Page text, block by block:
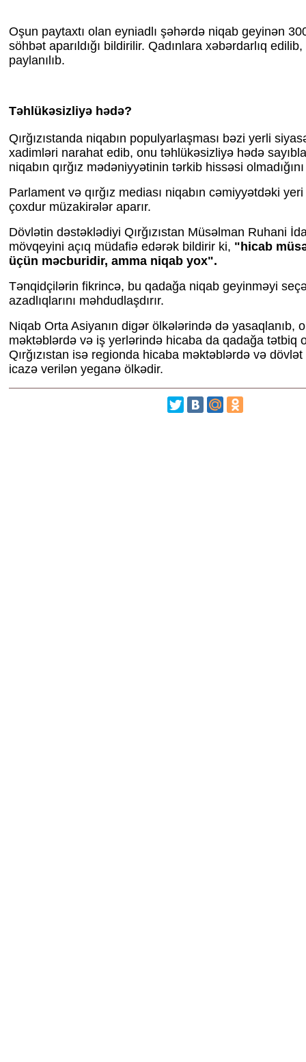
Oşun paytaxtı olan eyniadlı şəhərdə niqab geyinən
söhbət aparıldığı bildirilir. Qadınlara xəbərdarlıq
paylanılıb.
Təhlükəsizliyə hədə?
Qırğızıstanda niqabın populyarlaşması bəzi yerli
xadimləri narahat edib, onu təhlükəsizliyə hədə
niqabın qırğız mədəniyyətinin tərkib hissəsi
Parlament və qırğız mediası niqabın cəmiyyətdəki
çoxdur müzakirələr aparır.
Dövlətin dəstəklədiyi Qırğızıstan Müsəlman Ruhani
mövqeyini açıq müdafiə edərək bildirir ki, "hicab
üçün məcburidir, amma niqab yox".
Tənqidçilərin fikrincə, bu qadağa niqab geyinməyi
azadlıqlarını məhdudlaşdırır.
Niqab Orta Asiyanın digər ölkələrində də yasaqlanıb,
məktəblərdə və iş yerlərində hicaba da qadağa tətbiq
Qırğızıstan isə regionda hicaba məktəblərdə və
icazə verilən yeganə ölkədir.